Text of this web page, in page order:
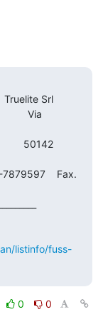
Truelite Srl
Via
50142
7879597    Fax.
listinfo/fuss-
0
0